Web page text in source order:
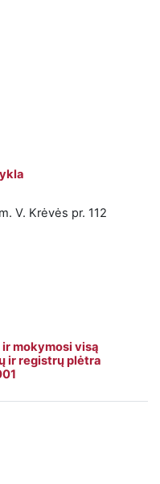
V. Krėvės pr. 112
mokymosi visą
ir registrų plėtra